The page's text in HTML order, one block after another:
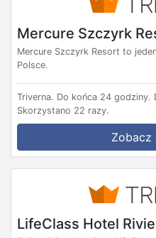
Mercure Szczyrk
Mercure Szczyrk Resort to
Polsce.
Triverna. Do końca 24 godziny.
Skorzystano 22 razy.
Zobacz
LifeClass Hotel